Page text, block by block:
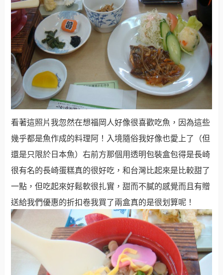
看著這照片我忽然在想福岡人好像很喜歡吃魚，因為這些
幾乎都是魚作成的料理阿！入境隨俗我好像也愛上了（但
還是只限於日本魚）右前方那個用透明包裝盒包得是長崎
很有名的長崎蛋糕真的很好吃，和台灣比起來是比較甜了
一點，但吃起來好鬆軟很扎實，甜而不膩的感覺而且有贈
送給我們優惠的折扣卷我買了兩盒真的是很划算呢！